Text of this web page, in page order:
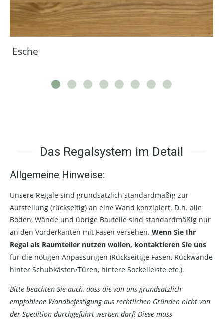
Esche
Das Regalsystem im Detail
Allgemeine Hinweise:
Unsere Regale sind grundsätzlich standardmäßig zur
Aufstellung (rückseitig) an eine Wand konzipiert. D.h. alle
Böden, Wände und übrige Bauteile sind standardmäßig nur
an den Vorderkanten mit Fasen versehen. Wenn Sie Ihr
Regal als Raumteiler nutzen wollen, kontaktieren Sie uns
für die nötigen Anpassungen (Rückseitige Fasen, Rückwände
hinter Schubkästen/Türen, hintere Sockelleiste etc.).
Bitte beachten Sie auch, dass die von uns grundsätzlich
empfohlene Wandbefestigung aus rechtlichen Gründen nicht von
der Spedition durchgeführt werden darf! Diese muss